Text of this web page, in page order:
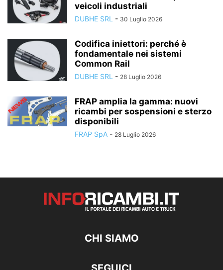
veicoli industriali
DUBHE SRL - 30 Luglio 2026
Codifica iniettori: perché è
fondamentale nei sistemi
Common Rail
DUBHE SRL - 28 Luglio 2026
FRAP amplia la gamma: nuovi
ricambi per sospensioni e sterzo
disponibili
FRAP SpA - 28 Luglio 2026
CHI SIAMO